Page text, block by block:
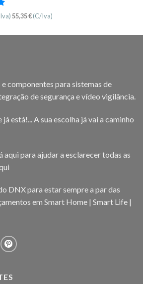
55,35€(C/Iva)
componentes para sistemas de
de segurança e vídeo vigilância.
já está!... A sua escolha já vai a caminho
aqui para ajudar a esclarecer todas as
DNX para estar sempre a par das
em Smart Home | Smart Life |